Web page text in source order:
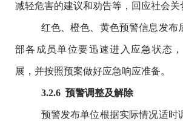
减轻危害的建议和劝告等，回应社会关
红色、橙色、黄色预警信息发布
部各成员单位要迅速进入应急状态
展，并按照预案做好应急响应准备。
3.2.6 预警调整及解除
预警发布单位根据实际情况适时